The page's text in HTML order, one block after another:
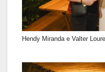
Hendy Miranda e Valter